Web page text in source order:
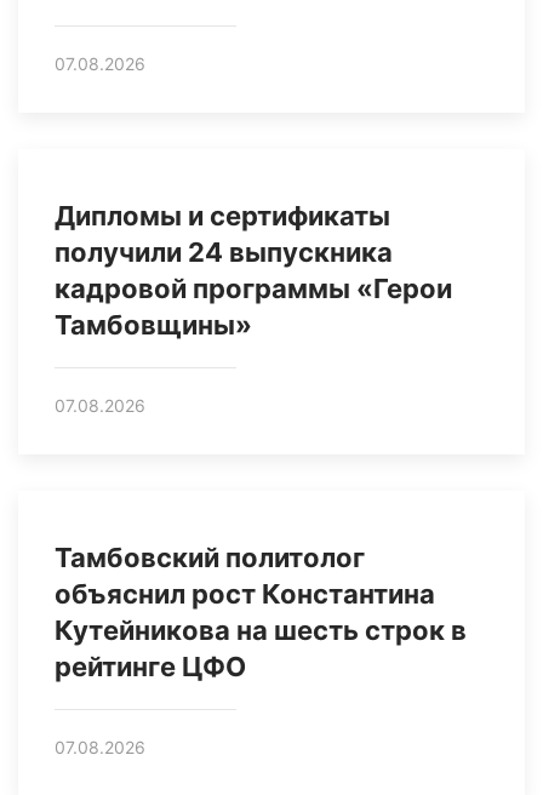
07.08.2026
Дипломы и сертификаты
получили 24 выпускника
кадровой программы «Герои
Тамбовщины»
07.08.2026
Тамбовский политолог
объяснил рост Константина
Кутейникова на шесть строк в
рейтинге ЦФО
07.08.2026